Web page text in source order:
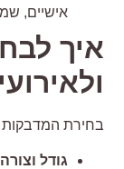
אישיים,
איך
בחירת המדבקות
גודל וצורה–